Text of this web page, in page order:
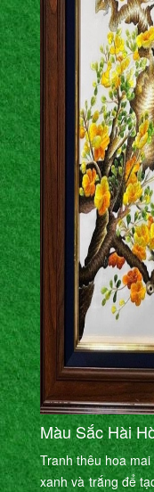
Màu Sắc Hài
Tranh thêu hoa
xanh và trắng để